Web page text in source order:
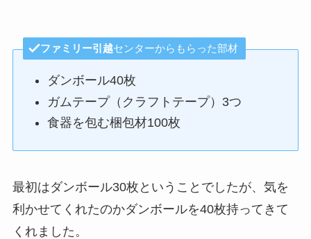
ファミリー引越センターからもらった部材
ダンボール40枚
ガムテープ（クラフトテープ）3つ
食器を包む梱包材100枚
最初はダンボール30枚ということでしたが、気を
利かせてくれたのかダンボールを40枚持ってきて
くれました。